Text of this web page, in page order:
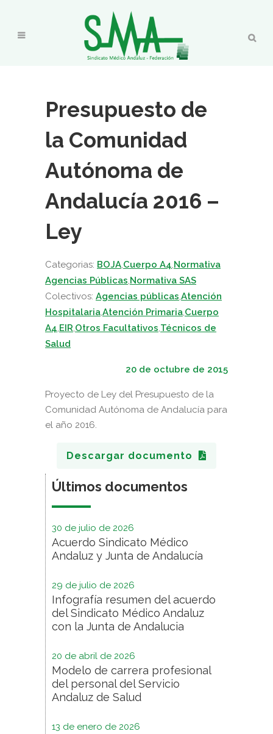
Presupuesto de
la Comunidad
Autónoma de
Andalucía 2016 –
Ley
Categorias: BOJA,Cuerpo A4,Normativa
Agencias Públicas,Normativa SAS
Colectivos: Agencias públicas,Atención
Hospitalaria,Atención Primaria,Cuerpo
A4,EIR,Otros Facultativos,Técnicos de
Salud
20 de octubre de 2015
Proyecto de Ley del Presupuesto de la
Comunidad Autónoma de Andalucía para
el año 2016.
Descargar documento
Últimos documentos
30 de julio de 2026
Acuerdo Sindicato Médico
Andaluz y Junta de Andalucía
29 de julio de 2026
Infografía resumen del acuerdo
del Sindicato Médico Andaluz
con la Junta de Andalucia
20 de abril de 2026
Modelo de carrera profesional
del personal del Servicio
Andaluz de Salud
13 de enero de 2026